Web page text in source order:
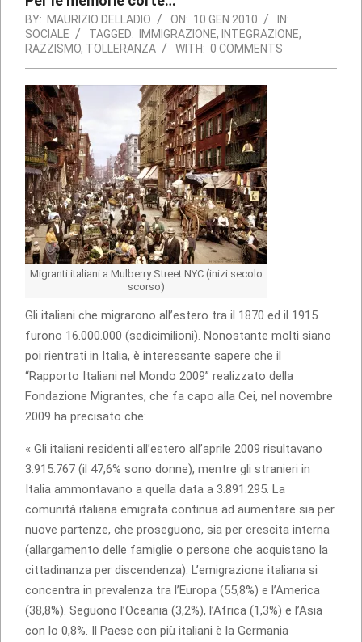
BY: MAURIZIO DELLADIO ON: 10 GEN 2010
IN:
SOCIALE
TAGGED: IMMIGRAZIONE, INTEGRAZIONE,
RAZZISMO, TOLLERANZA WITH: 0 COMMENTS
Migranti italiani a Mulberry Street NYC (inizi secolo
scorso)
Gli italiani che migrarono all’estero tra il 1870 ed il 1915
furono 16.000.000 (sedicimilioni). Nonostante molti siano
poi rientrati in Italia, è interessante sapere che il
“Rapporto Italiani nel Mondo 2009” realizzato della
Fondazione Migrantes, che fa capo alla Cei, nel novembre
2009 ha precisato che:
« Gli italiani residenti all’estero all’aprile 2009 risultavano
3.915.767 (il 47,6% sono donne), mentre gli stranieri in
Italia ammontavano a quella data a 3.891.295. La
comunità italiana emigrata continua ad aumentare sia per
nuove partenze, che proseguono, sia per crescita interna
(allargamento delle famiglie o persone che acquistano la
cittadinanza per discendenza). L’emigrazione italiana si
concentra in prevalenza tra l’Europa (55,8%) e l’America
(38,8%). Seguono l’Oceania (3,2%), l’Africa (1,3%) e l’Asia
con lo 0,8%. Il Paese con più italiani è la Germania